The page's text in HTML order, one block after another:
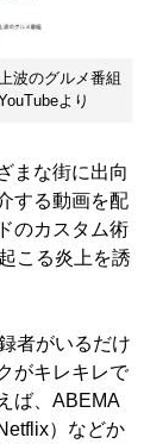
波のグルメ番組
より
まな街に出向
する動画を配
のカスタム術
こる炎上を誘
者がいるだけ
がキレキレで
ば、ABEMA
）などか